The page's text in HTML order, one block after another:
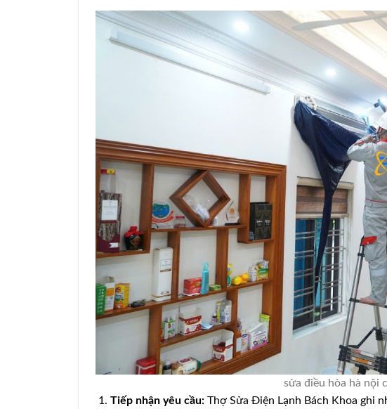
sửa điều hòa hà nội
Tiếp nhận yêu cầu:Thợ Sửa Điện Lạnh Bách Khoa ghi